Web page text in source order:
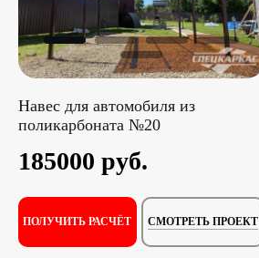
Навес для автомобиля из
поликарбоната №20
185000 руб.
ПОЛУЧИТЬ РАСЧЁТ СМОТРЕТЬ ПРОЕКТ